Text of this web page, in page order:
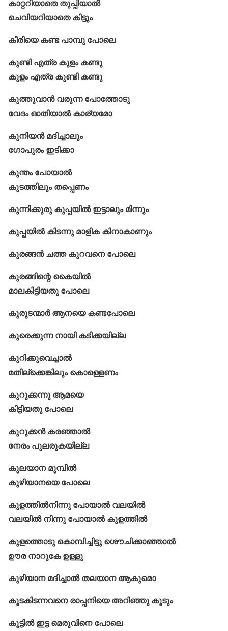
കാറ്ററിയാതെ തുപ്പിയാൽ
ചെവിയറിയാതെ കിട്ടും
കീരിയെ കണ്ട പാമ്പു പോലെ
കുണ്ടി എത്ര കുളം കണ്ടു
കുളം എത്ര കുണ്ടി കണ്ടു
കുത്തുവാന്‍ വരുന്ന പോത്തോടു
വേദം ഓതിയാല്‍ കാര്യമോ
കുനിയൻ മദിച്ചാലും
ഗോപുരം ഇടിക്കാ
കുന്തം പോയാല്‍
കുടത്തിലും തപ്പെണം
കുന്നിക്കുരു കുപ്പയിൽ ഇട്ടാലും മിന്നും
കുപ്പയിൽ കിടന്നു മാളിക കിനാകാണും
കുരങ്ങൻ ചത്ത കുറവനെ പോലെ
കുരങ്ങിന്റെ കൈയിൽ
മാലകിട്ടിയതു പോലെ
കുരുടന്മാർ ആനയെ കണ്ടപോലെ
കുരെക്കുന്ന നായി കടിക്കയില്ല
കുറിക്കുവെച്ചാൽ
മതില്ക്കെങ്കിലും കൊള്ളെണം
കുറുക്കന്നു ആമയെ
കിട്ടിയതു പോലെ
കുറുക്കൻ കരഞ്ഞാൽ
നേരം പുലരുകയില്ല
കുലയാന മുമ്പിൽ
കുഴിയാനയെ പോലെ
കുളത്തിൽനിന്നു പോയാല്‍ വലയിൽ
വലയിൽ നിന്നു പോയാല്‍ കുളത്തിൽ
കുളത്തൊടു കൊമ്പിച്ചിട്ടു ശൌചിക്കാഞ്ഞാൽ
ഊര നാറുകേ ഉള്ളു
കുഴിയാന മദിച്ചാൽ തലയാന ആകുമൊ
കൂടകിടന്നവനെ രാപ്പനിയെ അറിഞ്ഞു കൂടും
കൂട്ടിൽ ഇട്ട മെരുവിനെ പോലെ